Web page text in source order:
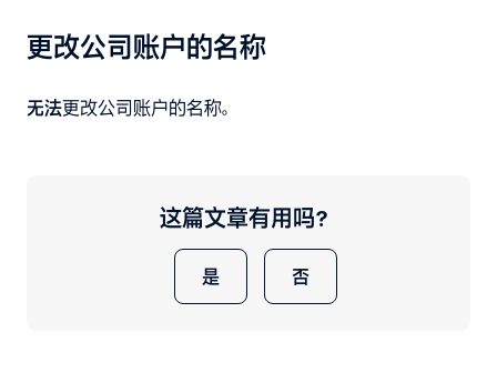
更改公司账户的名称
无法更改公司账户的名称。
这篇文章有用吗？
是 否